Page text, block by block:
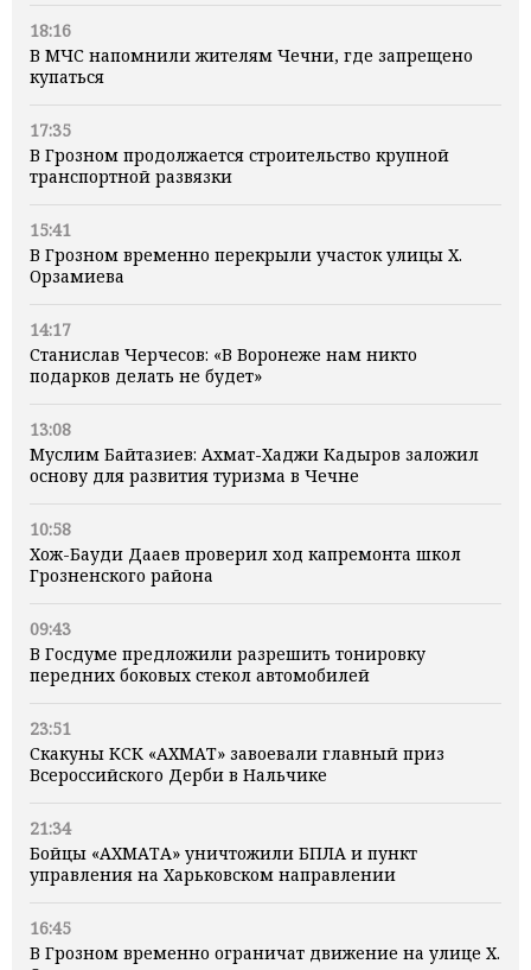
18:16
В МЧС напомнили жителям Чечни, где запрещено
купаться
17:35
В Грозном продолжается строительство крупной
транспортной развязки
15:41
В Грозном временно перекрыли участок улицы Х.
Орзамиева
14:17
Станислав Черчесов: «В Воронеже нам никто
подарков делать не будет»
13:08
Муслим Байтазиев: Ахмат-Хаджи Кадыров заложил
основу для развития туризма в Чечне
10:58
Хож-Бауди Дааев проверил ход капремонта школ
Грозненского района
09:43
В Госдуме предложили разрешить тонировку
передних боковых стекол автомобилей
23:51
Скакуны КСК «АХМАТ» завоевали главный приз
Всероссийского Дерби в Нальчике
21:34
Бойцы «АХМАТА» уничтожили БПЛА и пункт
управления на Харьковском направлении
16:45
В Грозном временно ограничат движение на улице Х.